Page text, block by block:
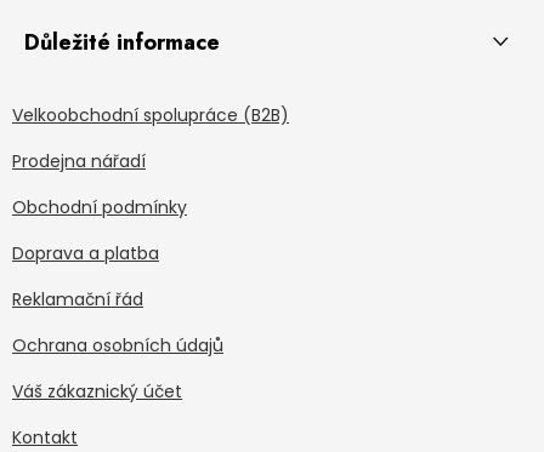
Důležité informace
Velkoobchodní spolupráce (B2B)
Prodejna nářadí
Obchodní podmínky
Doprava a platba
Reklamační řád
Ochrana osobních údajů
Váš zákaznický účet
Kontakt